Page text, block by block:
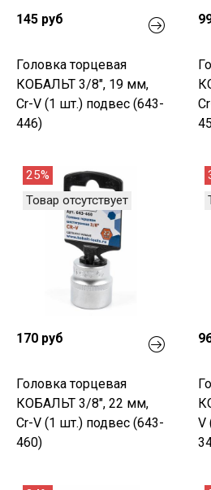
145 руб
Головка торцевая
КОБАЛЬТ 3/8", 19 мм,
Cr-V (1 шт.) подвес (643-
446)
25%
Товар отсутствует
170 руб
Головка торцевая
КОБАЛЬТ 3/8", 22 мм,
Cr-V (1 шт.) подвес (643-
460)
V